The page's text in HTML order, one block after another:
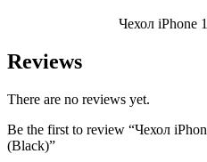
Чехол iPhone
Reviews
There are no reviews yet.
Be the first to review “Чехол
(Black)”